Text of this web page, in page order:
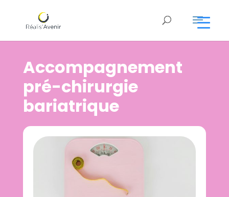
Accompagnement
pré-chirurgie
bariatrique